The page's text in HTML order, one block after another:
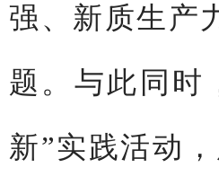
强、新质生产
题。与此同时
新”实践活动